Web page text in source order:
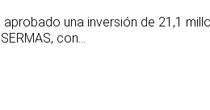
aprobado una inversión de 21,1
con...